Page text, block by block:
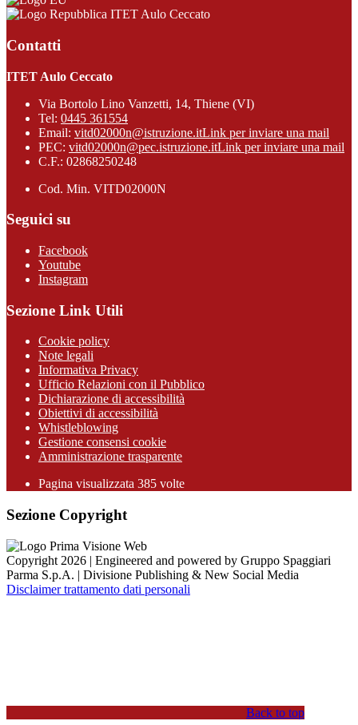
ITET Aulo Ceccato
Contatti
ITET Aulo Ceccato
Via Bortolo Lino Vanzetti, 14, Thiene (VI)
Tel: 0445 361554
Email: vitd02000n@istruzione.itLink per inviare una mail
PEC: vitd02000n@pec.istruzione.itLink per inviare una mail
C.F.: 02868250248
Cod. Min. VITD02000N
Seguici su
Facebook
Youtube
Instagram
Sezione Link Utili
Cookie policy
Note legali
Informativa Privacy
Ufficio Relazioni con il Pubblico
Dichiarazione di accessibilità
Obiettivi di accessibilità
Whistleblowing
Gestione consensi cookie
Amministrazione trasparente
Pagina visualizzata 385 volte
Sezione Copyright
Copyright 2026 | Engineered and powered by Gruppo Spaggiari
Parma S.p.A. | Divisione Publishing & New Social Media
Disclaimer trattamento dati personali
Back to top